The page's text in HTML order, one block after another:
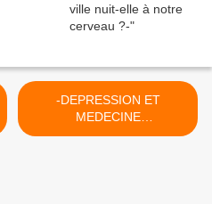
-DEPRESSION ET
MEDECINE
PSYCHOSOMATIQUE- >